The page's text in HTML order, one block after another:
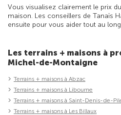
Vous visualisez clairement le prix
maison. Les conseillers de Tanaïs
ensuite pour vous aider tout au
Les terrains + maisons à
Michel-de-Montaigne
Terrains + maisons à Abzac
Terrains + maisons à Libourne
Terrains + maisons à Saint-Denis-de-
Terrains + maisons à Les Billaux